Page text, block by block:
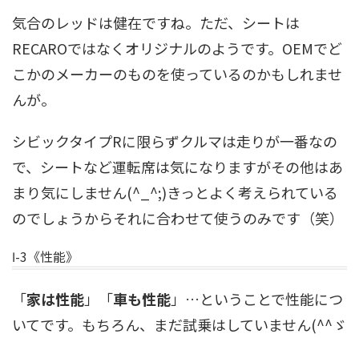
気合のレッドは健在ですね。ただ、シートは
RECAROではなくオリジナルのようです。OEMでど
こかのメーカーのものを使っているのかもしれませ
んが。
シビックタイプRに限らずクルマは走りが一番なの
で、シートなど運転席は気になりますがその他はあ
まり気にしません(^_^;)きっとよく考えられている
のでしょうからそれに合わせて使うのみです（笑）
Ⅰ-3《性能》
「家は性能」「車も性能」…ということで性能につ
いてです。もちろん、まだ試乗はしていません(^^ゞ